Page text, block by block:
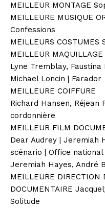
MEILLEUR MONTAGE
MEILLEURE MUSIQUE
Confessions
MEILLEURS
MEILLEUR MAQUILLAGE
Lyne Tremblay, Faustina
Michael Loncin | Farador
MEILLEURE COIFFURE
Richard Hansen, Réjean
cordonnière
MEILLEUR FILM
Dear Audrey | Jeremiah
scénario | Office
Jeremiah Hayes, André
MEILLEURE DIRECTION
DOCUMENTAIRE
Solitude